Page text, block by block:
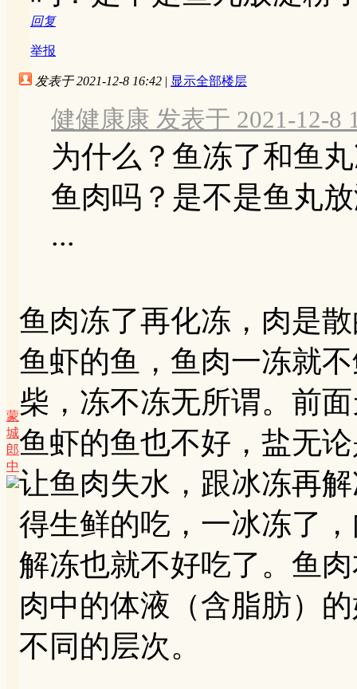
回复
举报
蒙
城
郎
中
发表于 2021-12-8 16:42 | 显示全部楼层
健健康康 发表于 2021-12-8
为什么？鱼冻了和鱼
鱼肉吗？是不是鱼丸
...
鱼肉冻了再化冻，肉是
鱼虾的鱼，鱼肉一冻就
柴，冻不冻无所谓。前
鱼虾的鱼也不好，盐无
让鱼肉失水，跟冰冻再
得生鲜的吃，一冰冻了
解冻也就不好吃了。鱼
肉中的体液（含脂肪）
不同的层次。